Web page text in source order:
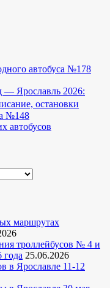
автобуса №178
Ярославль 2026:
остановки
№148
автобусов
маршрутах
троллейбусов № 4 и
25.06.2026
в Ярославле 11-12